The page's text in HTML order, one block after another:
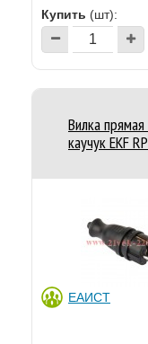
Купить (шт):
Вилка
каучук EKF
ЕАИСТ